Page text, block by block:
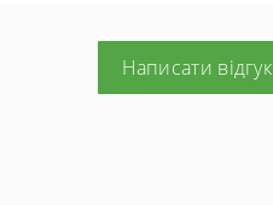
Написати відгук